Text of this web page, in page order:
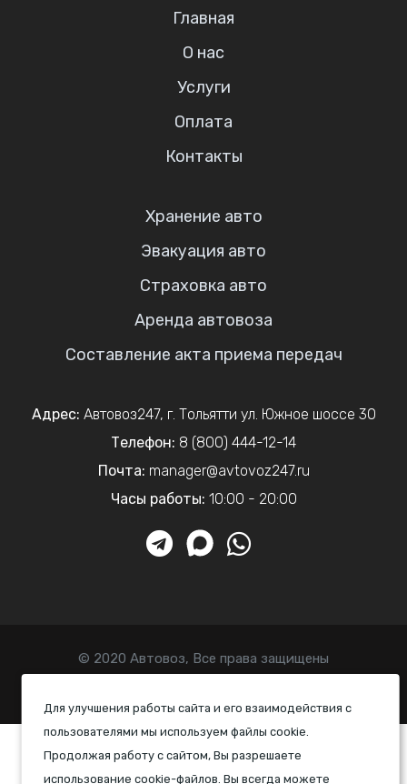
Для улучшения работы сайта и его взаимодействия с
пользователями мы используем файлы cookie.
Продолжая работу с сайтом, Вы разрешаете
использование cookie-файлов. Вы всегда можете
Главная
О нас
Услуги
Оплата
Контакты
Хранение авто
Эвакуация авто
Страховка авто
Аренда автовоза
Составление акта приема передач
Адрес: Автовоз247, г. Тольятти ул. Южное шоссе 30
Телефон: 8 (800) 444-12-14
Почта: manager@avtovoz247.ru
Часы работы: 10:00 - 20:00
© 2020 Автовоз, Все права защищены